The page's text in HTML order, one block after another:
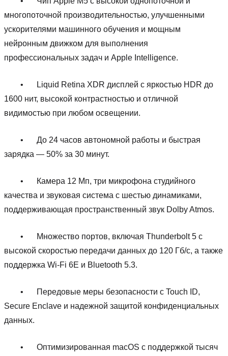
многопоточной производительностью, улучшенными
ускорителями машинного обучения и мощным
нейронным движком для выполнения
профессиональных задач и Apple Intelligence.
•
Liquid Retina XDR дисплей с яркостью HDR до
1600 нит, высокой контрастностью и отличной
видимостью при любом освещении.
•
До 24 часов автономной работы и быстрая
зарядка — 50% за 30 минут.
•
Камера 12 Мп, три микрофона студийного
качества и звуковая система с шестью динамиками,
поддерживающая пространственный звук Dolby Atmos.
•
Множество портов, включая Thunderbolt 5 с
высокой скоростью передачи данных до 120 Гб/с, а также
поддержка Wi-Fi 6E и Bluetooth 5.3.
•
Передовые меры безопасности с Touch ID,
Secure Enclave и надежной защитой конфиденциальных
данных.
•
Оптимизированная macOS с поддержкой тысяч